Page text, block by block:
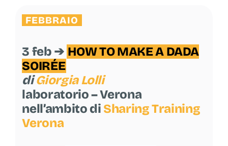
FEBBRAIO
3 feb ➔ HOW TO MAKE A DADA
SOIRÉE
diGiorgia Lolli
laboratorio – Verona
nell’ambito di Sharing Training
Verona